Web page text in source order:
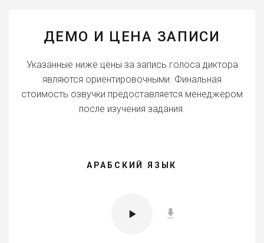
ДЕМО И ЦЕНА ЗАПИСИ
Указанные ниже цены за запись голоса диктора
являются ориентировочными. Финальная
стоимость озвучки предоставляется менеджером
после изучения задания.
АРАБСКИЙ ЯЗЫК